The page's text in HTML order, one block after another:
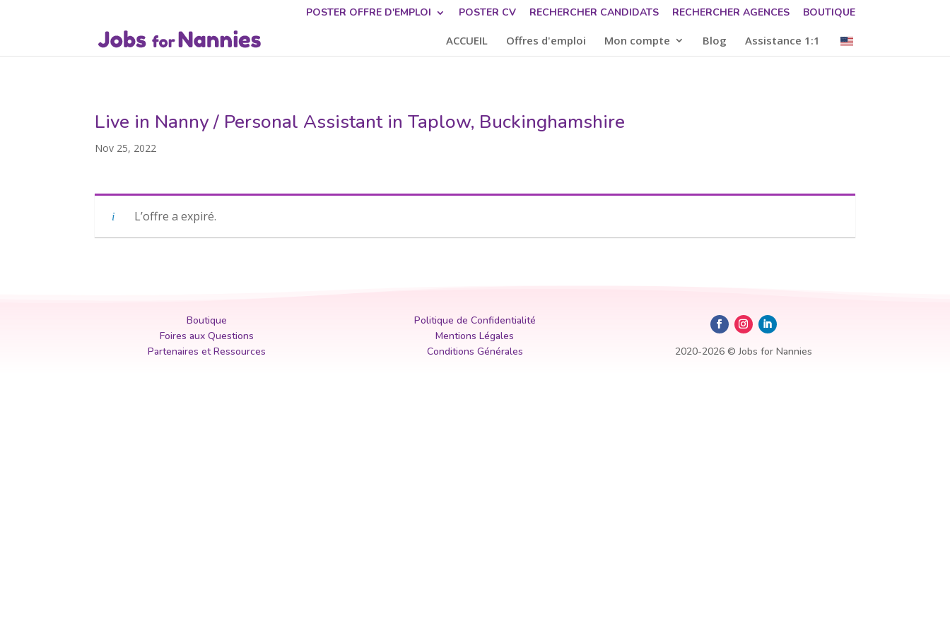
POSTER OFFRE D'EMPLOI POSTER CV RECHERCHER CANDIDATS RECHERCHER AGENCES BOUTIQUE
ACCUEIL Offres d'emploi Mon compte Blog Assistance 1:1
Live in Nanny / Personal Assistant in Taplow, Buckinghamshire
Nov 25, 2022
L’offre a expiré.
Boutique
Foires aux Questions
Partenaires et Ressources
Politique de Confidentialité
Mentions Légales
Conditions Générales
2020-2026 © Jobs for Nannies